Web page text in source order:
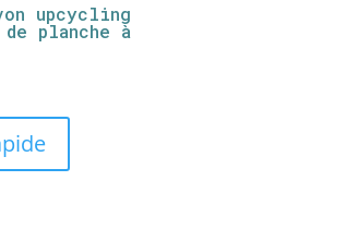
upcycling
planche à